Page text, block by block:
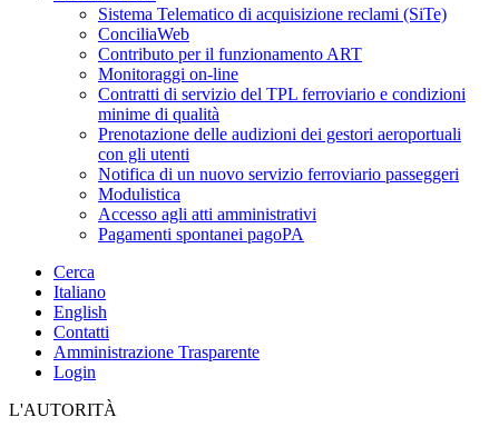
Sistema Telematico di acquisizione reclami (SiTe)
ConciliaWeb
Contributo per il funzionamento ART
Monitoraggi on-line
Contratti di servizio del TPL ferroviario e condizioni
minime di qualità
Prenotazione delle audizioni dei gestori aeroportuali
con gli utenti
Notifica di un nuovo servizio ferroviario passeggeri
Modulistica
Accesso agli atti amministrativi
Pagamenti spontanei pagoPA
Cerca
Italiano
English
Contatti
Amministrazione Trasparente
Login
L'AUTORITÀ